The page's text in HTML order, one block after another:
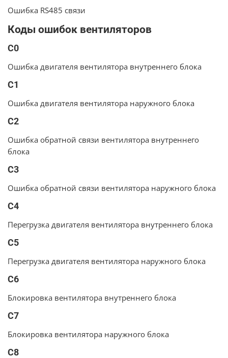
Ошибка RS485 связи
Коды ошибок вентиляторов
C0
Ошибка двигателя вентилятора внутреннего блока
C1
Ошибка двигателя вентилятора наружного блока
C2
Ошибка обратной связи вентилятора внутреннего
блока
C3
Ошибка обратной связи вентилятора наружного блока
C4
Перегрузка двигателя вентилятора внутреннего блока
C5
Перегрузка двигателя вентилятора наружного блока
C6
Блокировка вентилятора внутреннего блока
C7
Блокировка вентилятора наружного блока
C8